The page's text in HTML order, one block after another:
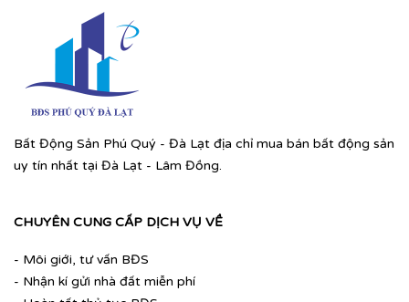
Bất Động Sản Phú Quý - Đà Lạt địa chỉ mua bán bất động sản
uy tín nhất tại Đà Lạt - Lâm Đồng.
CHUYÊN CUNG CẤP DỊCH VỤ VỀ
- Môi giới, tư vấn BĐS
- Nhận kí gửi nhà đất miễn phí